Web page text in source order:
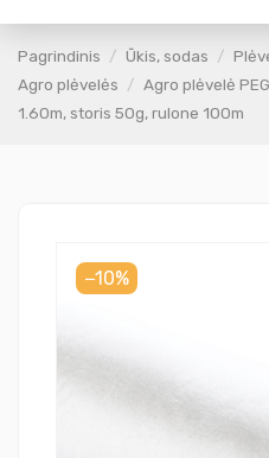
Pagrindinis Ūkis, sodas
Agro plėvelės
Agro plėvelė
1.60m, storis 50g, rulone 100m
−10%